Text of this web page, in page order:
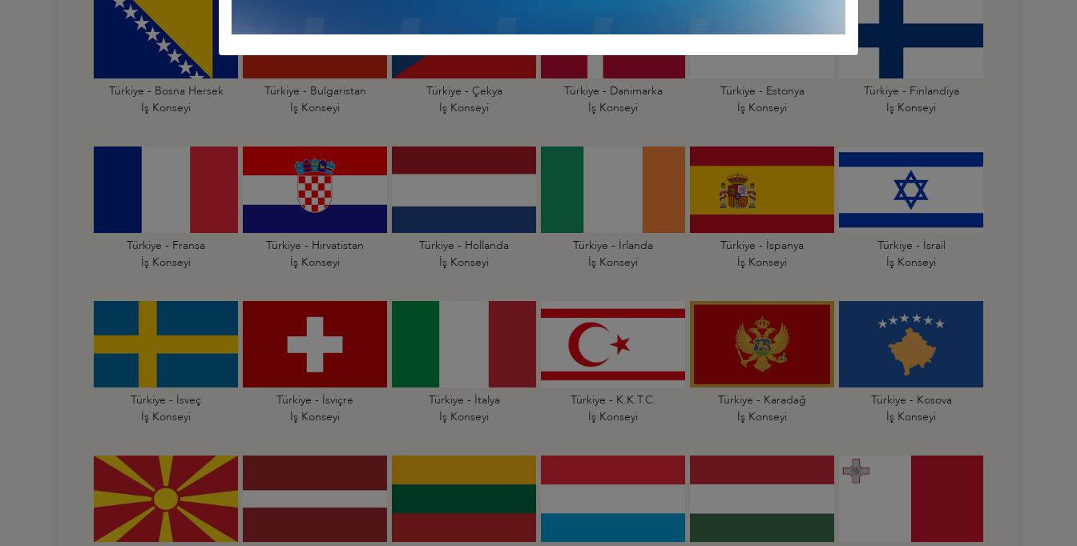
Türkiye - Bosna Hersek
İş Konseyi
Türkiye - Bulgaristan
İş Konseyi
Türkiye - Çekya
İş Konseyi
Türkiye - Danimarka
İş Konseyi
Türkiye - Estonya
İş Konseyi
Türkiye - Finlandiya
İş Konseyi
Türkiye - Fransa
İş Konseyi
Türkiye - Hırvatistan
İş Konseyi
Türkiye - Hollanda
İş Konseyi
Türkiye - İrlanda
İş Konseyi
Türkiye - İspanya
İş Konseyi
Türkiye - İsrail
İş Konseyi
Türkiye - İsveç
İş Konseyi
Türkiye - İsviçre
İş Konseyi
Türkiye - İtalya
İş Konseyi
Türkiye - K.K.T.C.
İş Konseyi
Türkiye - Karadağ
İş Konseyi
Türkiye - Kosova
İş Konseyi